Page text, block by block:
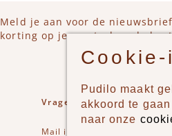
Meld je aan voor de
korting op je eerstvolgende
Vragen of opmerkingen?
Mail info@pudilo.nl
Pudilo maakt
akkoord te
naar onze